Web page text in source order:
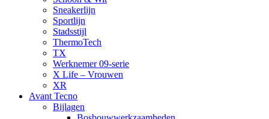
Sneakerlijn
Sportlijn
Stadsstijl
ThermoTech
TX
Werknemer 09-serie
X Life – Vrouwen
XR
Avant Tecno
Bijlagen